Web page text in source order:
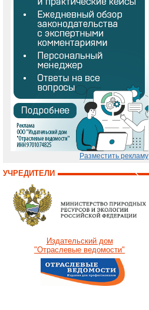
Разместить рекламу
УЧРЕДИТЕЛИ
Издательский дом
"Отраслевые ведомости"